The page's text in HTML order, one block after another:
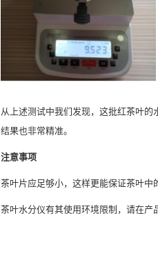
从上述测试中我们发现，这批红茶叶
结果也非常精准。
注意事项
茶叶片应足够小，这样更能保证茶叶中
茶叶水分仪有其使用环境限制，请在产